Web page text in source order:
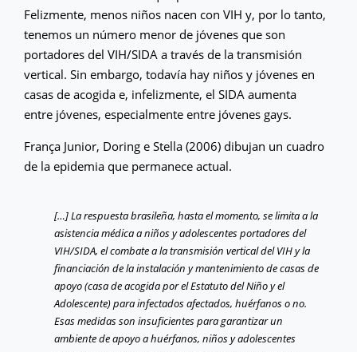
Felizmente, menos niños nacen con VIH y, por lo tanto,
tenemos un número menor de jóvenes que son
portadores del VIH/SIDA a través de la transmisión
vertical. Sin embargo, todavía hay niños y jóvenes en
casas de acogida e, infelizmente, el SIDA aumenta
entre jóvenes, especialmente entre jóvenes gays.
França Junior, Doring e Stella (2006) dibujan un cuadro
de la epidemia que permanece actual.
[…] La respuesta brasileña, hasta el momento, se limita a la
asistencia médica a niños y adolescentes portadores del
VIH/SIDA, el combate a la transmisión vertical del VIH y la
financiación de la instalación y mantenimiento de casas de
apoyo (casa de acogida por el Estatuto del Niño y el
Adolescente) para infectados afectados, huérfanos o no.
Esas medidas son insuficientes para garantizar un
ambiente de apoyo a huérfanos, niños y adolescentes